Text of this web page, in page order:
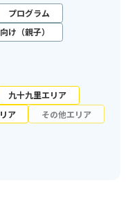
プログラム
け（親子）
九十九里エリア
ア その他エリア